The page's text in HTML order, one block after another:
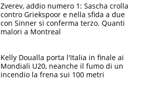
Zverev, addio numero 1: Sascha crolla
contro Griekspoor e nella sfida a due
con Sinner si conferma terzo. Quanti
malori a Montreal
Kelly Doualla porta l'Italia in finale ai
Mondiali U20, neanche il fumo di un
incendio la frena sui 100 metri